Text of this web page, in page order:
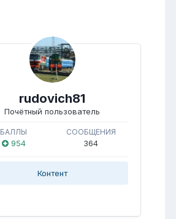
rudovich81
Почётный пользователь
БАЛЛЫ
954
СООБЩЕНИЯ
364
Контент